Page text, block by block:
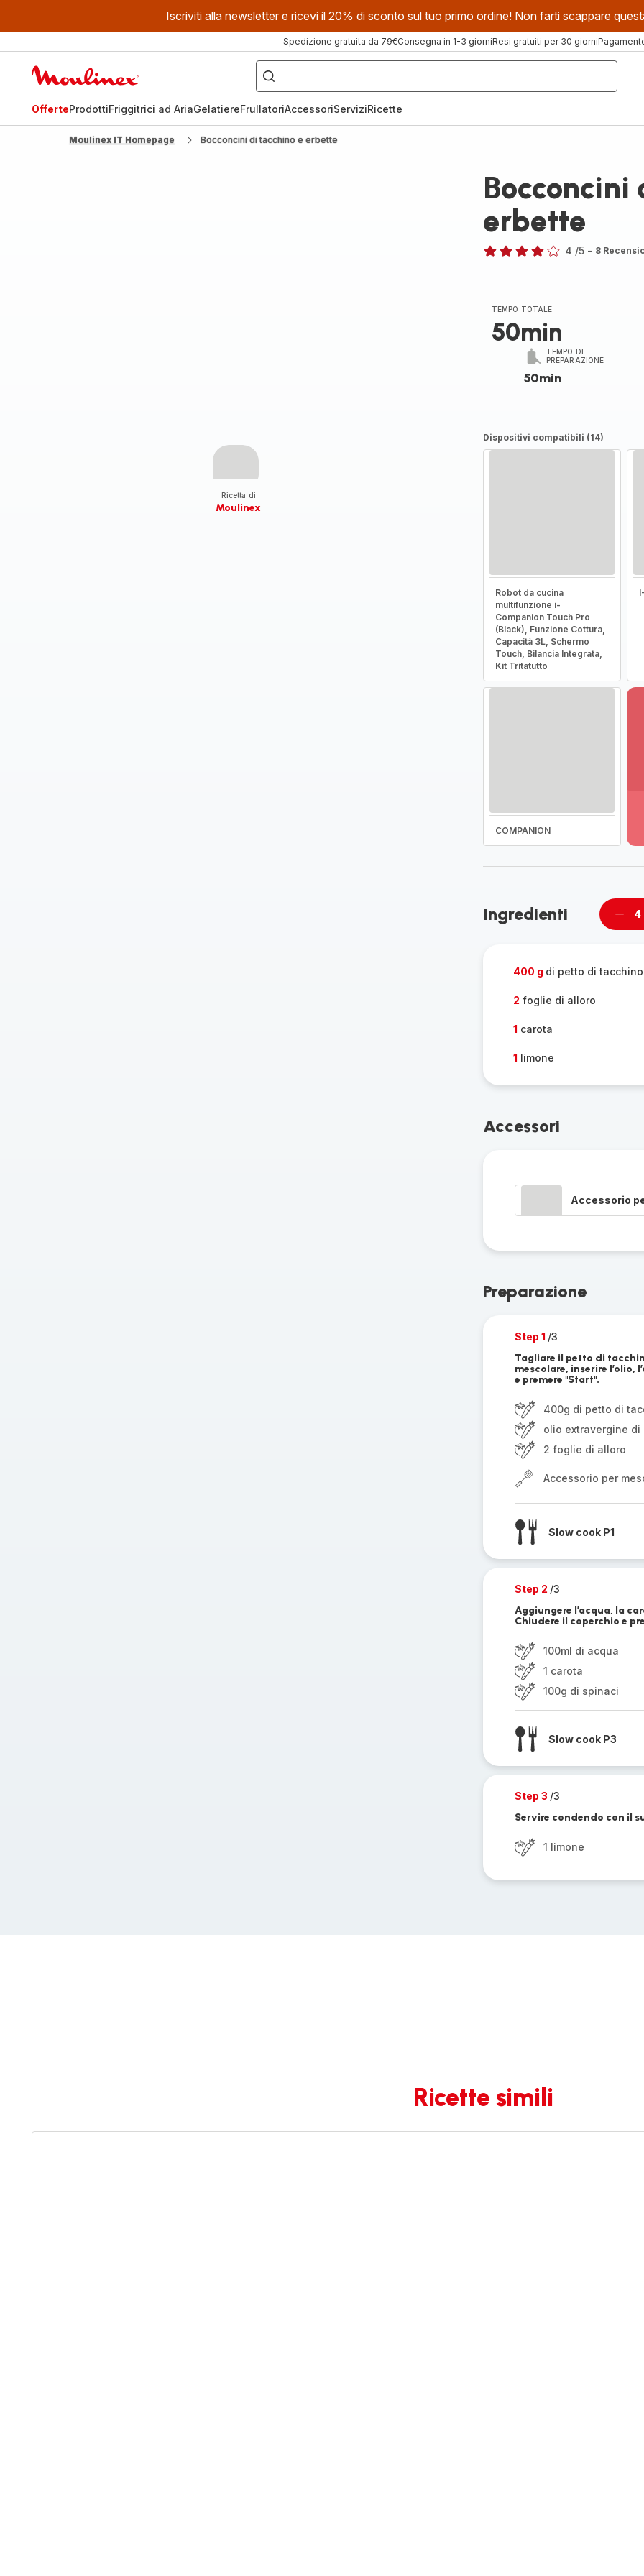
Iscriviti alla newsletter e ricevi il 20% di sconto sul tuo primo ordine! Non farti scappare
Spedizione gratuita da 79€Consegna in 1-3 giorniResi gratuiti per 30 giorni
Cosa
stai
cercando?
OfferteProdottiFriggitrici ad AriaGelatiereFrullatoriAccessoriServiziRicette
Moulinex IT Homepage Bocconcini di tacchino e erbette
Ricetta di
Moulinex
Bocconcini
erbette
quattro
stelle
(media)
4 /5 - 8
TEMPO TOTALE
50min
TEMPO DI
PREPARAZIONE
50min
Dispositivi compatibili (14)
Robot da cucina
multifunzione i-
Companion Touch Pro
(Black), Funzione Cottura,
Capacità 3L, Schermo
Touch, Bilancia Integrata,
Kit Tritatutto
COMPANION
-
Ingredienti 4
400 g di petto di tacchino
2 foglie di alloro
1 carota
1 limone
Accessori
Accessorio
Preparazione
Step 1 /3
Tagliare il petto di
mescolare, inserire l’olio,
e premere "Start".
400g di petto di
olio extravergine di
2 foglie di alloro
Accessorio per
Slow cook P1
Step 2 /3
Aggiungere l’acqua, la
Chiudere il coperchio e
100ml di acqua
1 carota
100g di spinaci
Slow cook P3
Step 3 /3
Servire condendo con il
1 limone
Ricette simili